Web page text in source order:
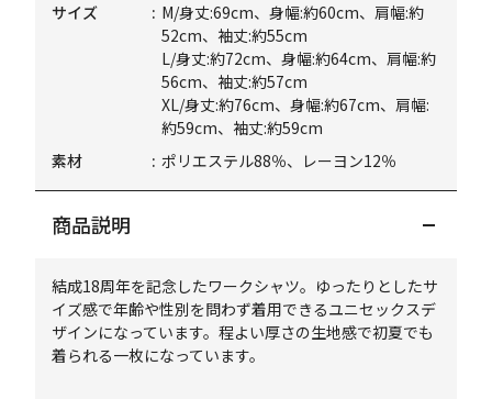
サイズ
M/身丈:69cm、身幅:約60cm、肩幅:約
52cm、袖丈:約55cm
L/身丈:約72cm、身幅:約64cm、肩幅:約
56cm、袖丈:約57cm
XL/身丈:約76cm、身幅:約67cm、肩幅:
約59cm、袖丈:約59cm
素材
ポリエステル88％、レーヨン12％
商品説明
結成18周年を記念したワークシャツ。ゆったりとしたサ
イズ感で年齢や性別を問わず着用できるユニセックスデ
ザインになっています。程よい厚さの生地感で初夏でも
着られる一枚になっています。